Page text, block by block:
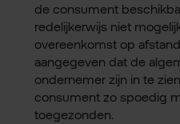
de consument
redelijkerwijs niet
overeenkomst op
aangegeven dat de
ondernemer zijn in te
consument zo spoedig
toegezonden.